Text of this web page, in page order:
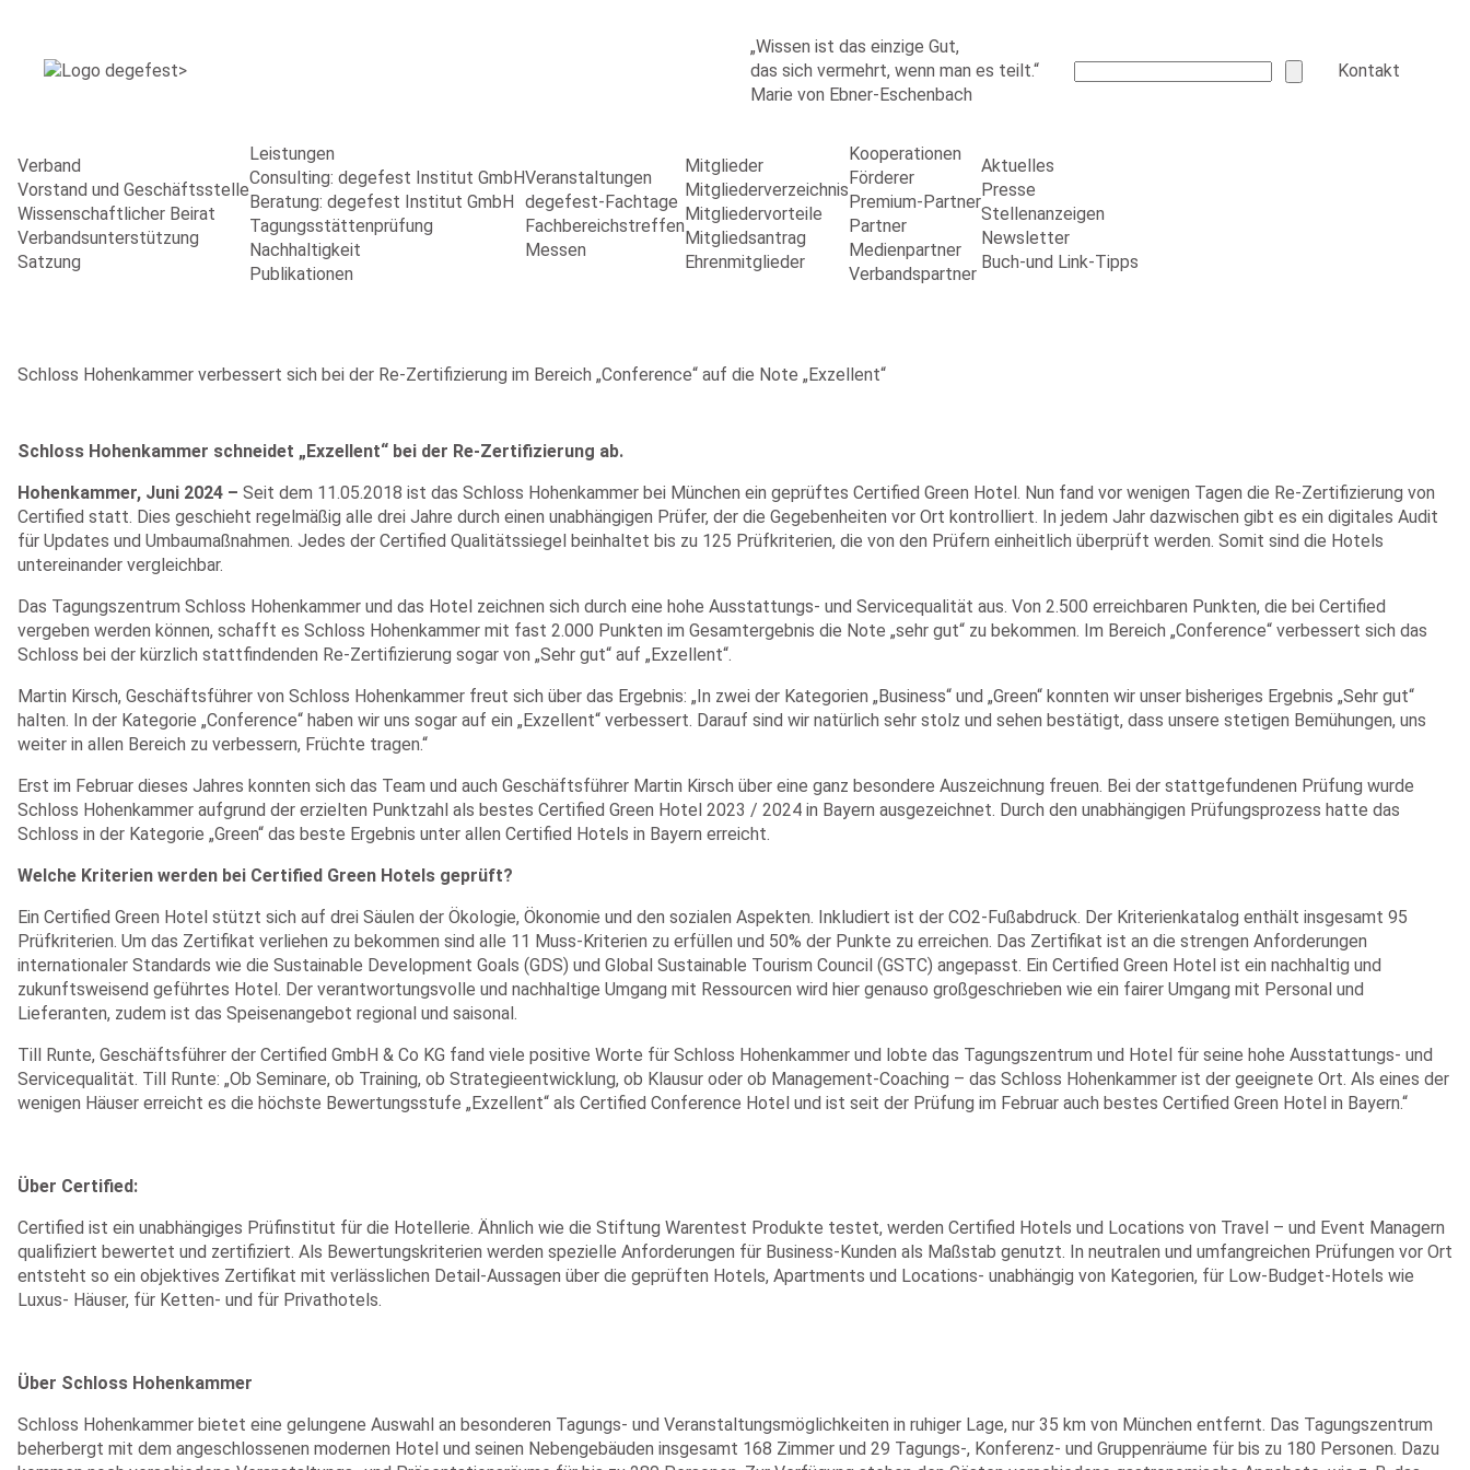
„Wissen ist das einzige Gut,
das sich vermehrt, wenn man es teilt.“
Marie von Ebner-Eschenbach
Kontakt
Verband
Vorstand und Geschäftsstelle
Wissenschaftlicher Beirat
Verbandsunterstützung
Satzung
Leistungen
Consulting: degefest Institut GmbH
Beratung: degefest Institut GmbH
Tagungsstättenprüfung
Nachhaltigkeit
Publikationen
Veranstaltungen
degefest-Fachtage
Fachbereichstreffen
Messen
Mitglieder
Mitgliederverzeichnis
Mitgliedervorteile
Mitgliedsantrag
Ehrenmitglieder
Kooperationen
Förderer
Premium-Partner
Partner
Medienpartner
Verbandspartner
Aktuelles
Presse
Stellenanzeigen
Newsletter
Buch-und Link-Tipps
Schloss Hohenkammer verbessert sich bei der Re-Zertifizierung im Bereich „Conference“ auf die Note „Exzellent“
Schloss Hohenkammer schneidet „Exzellent“ bei der Re-Zertifizierung ab.
Hohenkammer, Juni 2024 – Seit dem 11.05.2018 ist das Schloss Hohenkammer bei München ein geprüftes Certified Green Hotel. Nun fand vor wenigen Tagen die Re-Zertifizierung von
Certified statt. Dies geschieht regelmäßig alle drei Jahre durch einen unabhängigen Prüfer, der die Gegebenheiten vor Ort kontrolliert. In jedem Jahr dazwischen gibt es ein digitales Audit
für Updates und Umbaumaßnahmen. Jedes der Certified Qualitätssiegel beinhaltet bis zu 125 Prüfkriterien, die von den Prüfern einheitlich überprüft werden. Somit sind die Hotels
untereinander vergleichbar.
Das Tagungszentrum Schloss Hohenkammer und das Hotel zeichnen sich durch eine hohe Ausstattungs- und Servicequalität aus. Von 2.500 erreichbaren Punkten, die bei Certified
vergeben werden können, schafft es Schloss Hohenkammer mit fast 2.000 Punkten im Gesamtergebnis die Note „sehr gut“ zu bekommen. Im Bereich „Conference“ verbessert sich das
Schloss bei der kürzlich stattfindenden Re-Zertifizierung sogar von „Sehr gut“ auf „Exzellent“.
Martin Kirsch, Geschäftsführer von Schloss Hohenkammer freut sich über das Ergebnis: „In zwei der Kategorien „Business“ und „Green“ konnten wir unser bisheriges Ergebnis „Sehr gut“
halten. In der Kategorie „Conference“ haben wir uns sogar auf ein „Exzellent“ verbessert. Darauf sind wir natürlich sehr stolz und sehen bestätigt, dass unsere stetigen Bemühungen, uns
weiter in allen Bereich zu verbessern, Früchte tragen.“
Erst im Februar dieses Jahres konnten sich das Team und auch Geschäftsführer Martin Kirsch über eine ganz besondere Auszeichnung freuen. Bei der stattgefundenen Prüfung wurde
Schloss Hohenkammer aufgrund der erzielten Punktzahl als bestes Certified Green Hotel 2023 / 2024 in Bayern ausgezeichnet. Durch den unabhängigen Prüfungsprozess hatte das
Schloss in der Kategorie „Green“ das beste Ergebnis unter allen Certified Hotels in Bayern erreicht.
Welche Kriterien werden bei Certified Green Hotels geprüft?
Ein Certified Green Hotel stützt sich auf drei Säulen der Ökologie, Ökonomie und den sozialen Aspekten. Inkludiert ist der CO2-Fußabdruck. Der Kriterienkatalog enthält insgesamt 95
Prüfkriterien. Um das Zertifikat verliehen zu bekommen sind alle 11 Muss-Kriterien zu erfüllen und 50% der Punkte zu erreichen. Das Zertifikat ist an die strengen Anforderungen
internationaler Standards wie die Sustainable Development Goals (GDS) und Global Sustainable Tourism Council (GSTC) angepasst. Ein Certified Green Hotel ist ein nachhaltig und
zukunftsweisend geführtes Hotel. Der verantwortungsvolle und nachhaltige Umgang mit Ressourcen wird hier genauso großgeschrieben wie ein fairer Umgang mit Personal und
Lieferanten, zudem ist das Speisenangebot regional und saisonal.
Till Runte, Geschäftsführer der Certified GmbH & Co KG fand viele positive Worte für Schloss Hohenkammer und lobte das Tagungszentrum und Hotel für seine hohe Ausstattungs- und
Servicequalität. Till Runte: „Ob Seminare, ob Training, ob Strategieentwicklung, ob Klausur oder ob Management-Coaching – das Schloss Hohenkammer ist der geeignete Ort. Als eines der
wenigen Häuser erreicht es die höchste Bewertungsstufe „Exzellent“ als Certified Conference Hotel und ist seit der Prüfung im Februar auch bestes Certified Green Hotel in Bayern.“
Über Certified:
Certified ist ein unabhängiges Prüfinstitut für die Hotellerie. Ähnlich wie die Stiftung Warentest Produkte testet, werden Certified Hotels und Locations von Travel – und Event Managern
qualifiziert bewertet und zertifiziert. Als Bewertungskriterien werden spezielle Anforderungen für Business-Kunden als Maßstab genutzt. In neutralen und umfangreichen Prüfungen vor Ort
entsteht so ein objektives Zertifikat mit verlässlichen Detail-Aussagen über die geprüften Hotels, Apartments und Locations- unabhängig von Kategorien, für Low-Budget-Hotels wie
Luxus- Häuser, für Ketten- und für Privathotels.
Über Schloss Hohenkammer
Schloss Hohenkammer bietet eine gelungene Auswahl an besonderen Tagungs- und Veranstaltungsmöglichkeiten in ruhiger Lage, nur 35 km von München entfernt. Das Tagungszentrum
beherbergt mit dem angeschlossenen modernen Hotel und seinen Nebengebäuden insgesamt 168 Zimmer und 29 Tagungs-, Konferenz- und Gruppenräume für bis zu 180 Personen. Dazu